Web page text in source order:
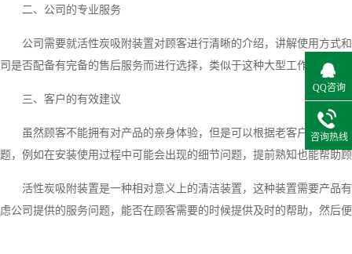
二、公司的专业服务
公司需要就活性炭吸附装置对顾客进行清晰的介绍，讲解使用方式
司是否配备有完备的售后服务而进行选择，类似于这种大型工作物件，
三、客户的有效建议
虽然顾客不能拥有对产品的亲身体验，但是可以根据老客户的使用
题，例如在安装使用过程中可能会出现的细节问题，提前熟知也能帮助
活性炭吸附装置是一种相对意义上的清洁装置，这种装置需要产品
虑公司提供的服务问题，能否在顾客需要的时候提供及时的帮助，然后
QQ咨询
咨询热线